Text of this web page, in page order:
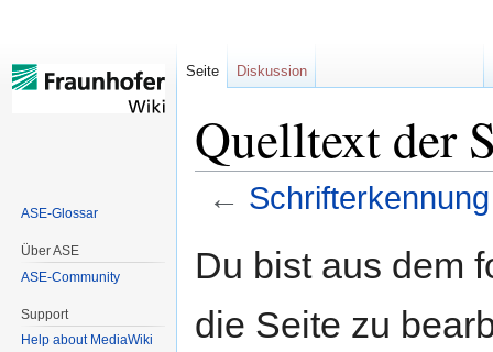
Quelltext der
← Schrifterkennung
Navigation
Suche
Du bist aus dem
die Seite zu
Seite Diskussion
ASE-Glossar
Über ASE
ASE-Community
Support
Help about MediaWiki